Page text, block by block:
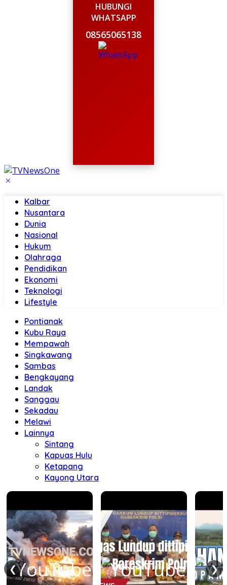
HUBUNGI
WHATSAPP
08565065138
Kalbar
Nusantara
Dunia
Nasional
Hukum
Olahraga
Pendidikan
Ekonomi
Teknologi
Lifestyle
Pontianak
Kubu Raya
Mempawah
Singkawang
Sambas
Bengkayang
Landak
Sanggau
Sekadau
Melawi
Lainnya
Sintang
Kapuas Hulu
Ketapang
Kayong Utara
❮ ❯